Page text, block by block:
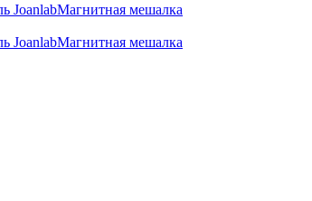
JoanlabМагнитная мешалка
JoanlabМагнитная мешалка